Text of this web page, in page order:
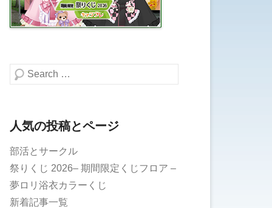
検索する
人気の投稿とページ
部活とサークル
祭りくじ 2026– 期間限定くじフロア –
夢ロリ浴衣カラーくじ
新着記事一覧